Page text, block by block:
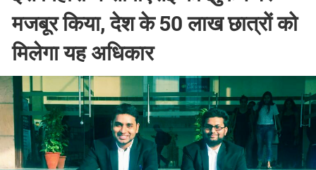
मजबूर किया, देश के 50 लाख छात्रों को
मिलेगा यह अधिकार